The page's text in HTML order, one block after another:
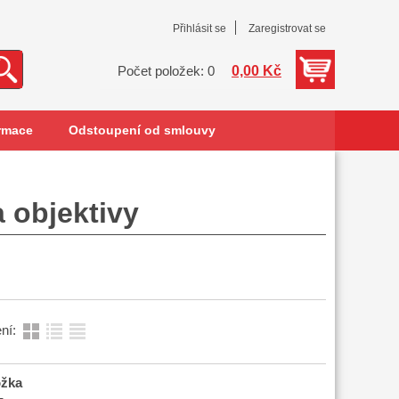
Přihlásit se Zaregistrovat se
Počet položek: 0 0,00 Kč
Odstoupení od smlouvy
objektivy